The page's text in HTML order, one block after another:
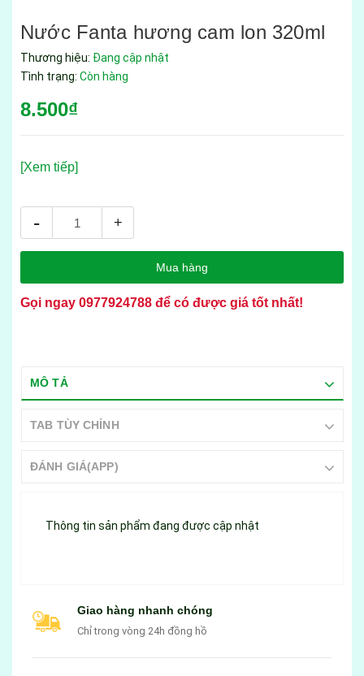
Nước Fanta hương cam lon 320ml
Thương hiệu: Đang cập nhật
Tình trạng: Còn hàng
8.500₫
[Xem tiếp]
- +
Mua hàng
Gọi ngay 0977924788 để có được giá tốt nhất!
MÔ TẢ
TAB TÙY CHỈNH
ĐÁNH GIÁ(APP)
Thông tin sản phẩm đang được cập nhật
Giao hàng nhanh chóng
Chỉ trong vòng 24h đồng hồ